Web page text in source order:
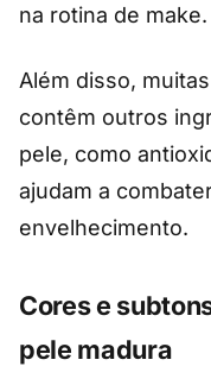
na rotina de make.
Além disso,
contêm outros
pele, como
ajudam a
envelhecimento.
Cores e
pele madura